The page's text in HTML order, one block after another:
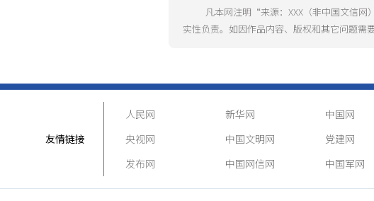
凡本网注明“来源：XXX（非中国文信
实性负责。如因作品内容、版权和其它问题需
友情链接
人民网 新华网 中国网
央视网
中国文明网 党建网
发布网
中国网信网 中国军网